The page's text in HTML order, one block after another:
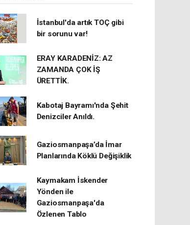
İstanbul'da artık TOÇ gibi
bir sorunu var!
ERAY KARADENİZ: AZ
ZAMANDA ÇOK İŞ
ÜRETTİK.
Kabotaj Bayramı'nda Şehit
Denizciler Anıldı.
Gaziosmanpaşa’da İmar
Planlarında Köklü Değişiklik
Kaymakam İskender
Yönden ile
Gaziosmanpaşa'da
Özlenen Tablo